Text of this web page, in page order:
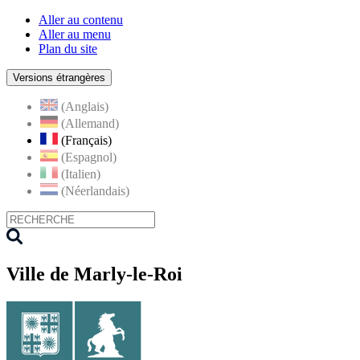
Aller au contenu
Aller au menu
Plan du site
Versions étrangères
(Anglais)
(Allemand)
(Français)
(Espagnol)
(Italien)
(Néerlandais)
Ville de Marly-le-Roi